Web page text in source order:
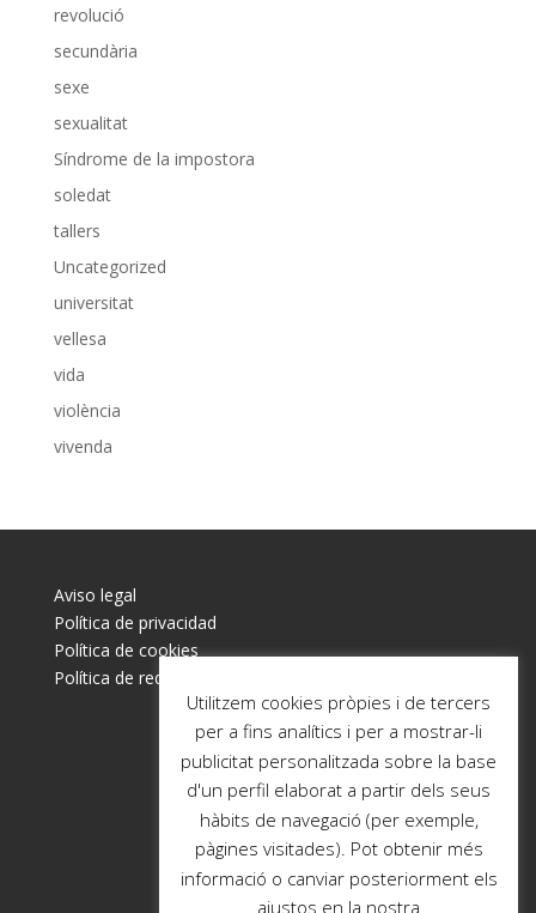
revolució
secundària
sexe
sexualitat
Síndrome de la impostora
soledat
tallers
Uncategorized
universitat
vellesa
vida
violència
vivenda
Aviso legal
Política de privacidad
Política de cookies
Política de redes sociales
Utilitzem cookies pròpies i de tercers
per a fins analítics i per a mostrar-li
publicitat personalitzada sobre la base
d'un perfil elaborat a partir dels seus
hàbits de navegació (per exemple,
pàgines visitades). Pot obtenir més
informació o canviar posteriorment els
ajustos en la nostra